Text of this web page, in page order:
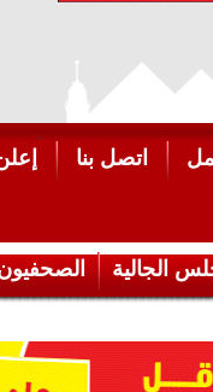
اتصل بنا
الجالية